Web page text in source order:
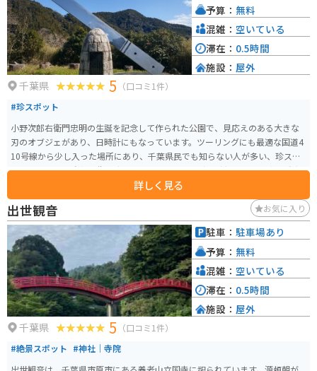
海岸です。
千葉県 5 （口コミ1件）
#珍スポット
小野次郎右衛門忠明の生誕を記念して作られた公園で、見応えのある大きな
刃のオブジェがあり、日時計にもなっています。ツーリングにも最適な国道4
10号線から少し入った場所にあり、千葉県民でも知らない人が多い、珍スポ
ットです。 小野次郎右衛門忠明とは、小野派一刀流の流祖で徳川家康、秀忠
の剣術指南役をつとめた江戸時代初期を代表する実在の剣豪です。
詳しく見る
予算： 無料
混雑： 空いている
滞在： 0.5時間
施設： 屋外
出世観音 お気に入り
千葉県 5 （口コミ1件）
#絶景スポット #神社｜寺院
駐車： 駐車場あり
予算： 無料
混雑： 空いている
滞在： 0.5時間
施設： 屋外